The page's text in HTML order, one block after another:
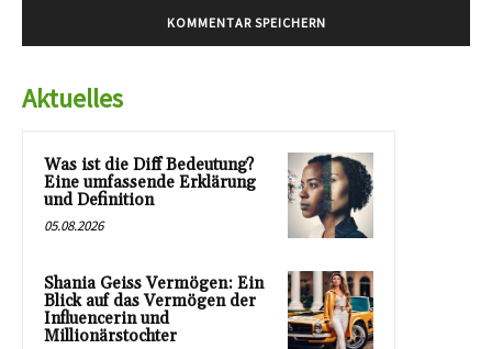
Aktuelles
Was ist die Diff Bedeutung?
Eine umfassende Erklärung
und Definition
05.08.2026
Shania Geiss Vermögen: Ein
Blick auf das Vermögen der
Influencerin und
Millionärstochter